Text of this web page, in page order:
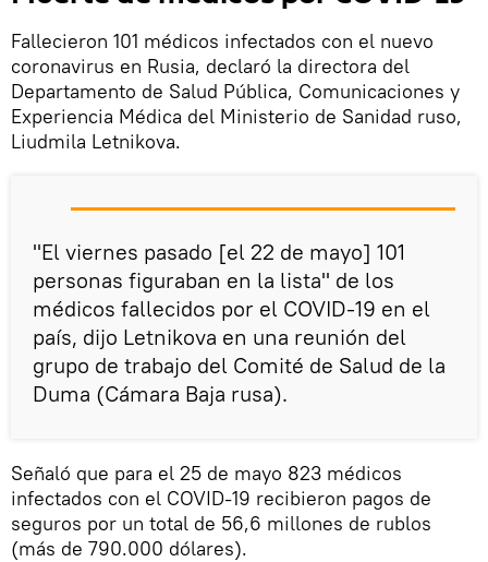
Fallecieron 101 médicos infectados con el nuevo
coronavirus en Rusia, declaró la directora del
Departamento de Salud Pública, Comunicaciones y
Experiencia Médica del Ministerio de Sanidad ruso,
Liudmila Letnikova.
"El viernes pasado [el 22 de mayo] 101
personas figuraban en la lista" de los
médicos fallecidos por el COVID-19 en el
país, dijo Letnikova en una reunión del
grupo de trabajo del Сomité de Salud de la
Duma (Cámara Baja rusa).
Señaló que para el 25 de mayo 823 médicos
infectados con el COVID-19 recibieron pagos de
seguros por un total de 56,6 millones de rublos
(más de 790.000 dólares).